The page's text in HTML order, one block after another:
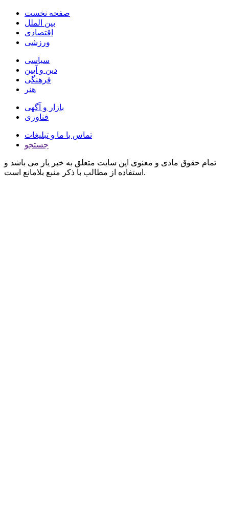
صفحه نخست
بین الملل
اقتصادی
ورزشی
سیاسی
دین و آیین
فرهنگی
هنر
بازار و آگهی
فناوری
تماس با ما و تبلیغات
جستجو
تمام حقوق مادی و معنوی این سایت متعلق به خبر یار می باشد و
استفاده از مطالب با ذکر منبع بلامانع است.